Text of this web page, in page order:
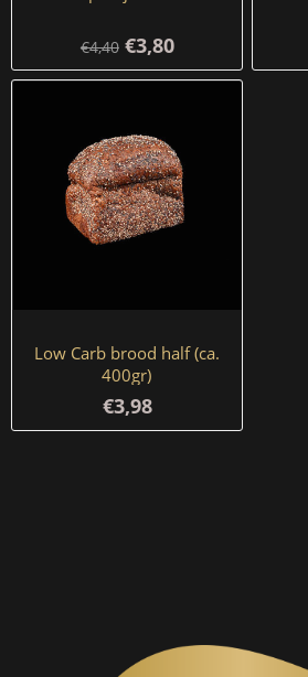
€4,40 €3,80
Low Carb brood half (ca.
400gr)
€3,98